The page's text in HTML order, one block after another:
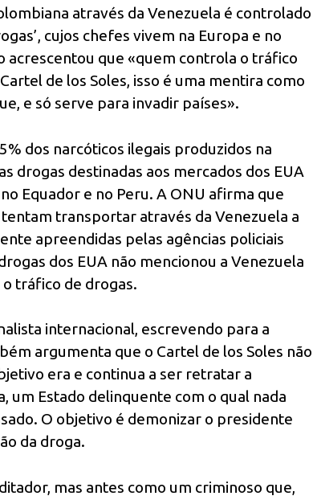
através da Venezuela é controlado
cujos chefes vivem na Europa e no
que «quem controla o tráfico
de los Soles, isso é uma mentira como
e só serve para invadir países».
dos narcóticos ilegais produzidos na
drogas destinadas aos mercados dos EUA
Equador e no Peru. A ONU afirma que
transportar através da Venezuela a
apreendidas pelas agências policiais
dos EUA não mencionou a Venezuela
tráfico de drogas.
internacional, escrevendo para a
argumenta que o Cartel de los Soles não
era e continua a ser retratar a
um Estado delinquente com o qual nada
O objetivo é demonizar o presidente
da droga.
mas antes como um criminoso que,